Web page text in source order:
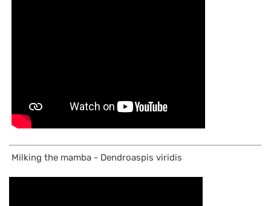
Milking the mamba - Dendroaspis viridis